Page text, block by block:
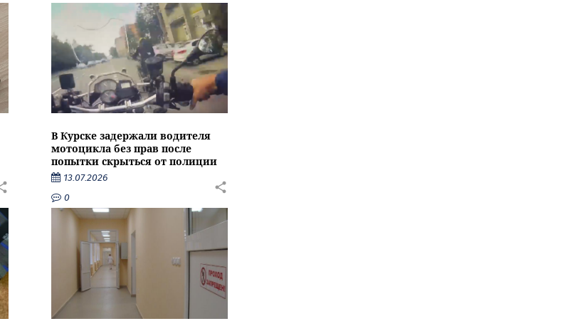
В Курске задержали водителя
мотоцикла без прав после
попытки скрыться от полиции
13.07.2026
0